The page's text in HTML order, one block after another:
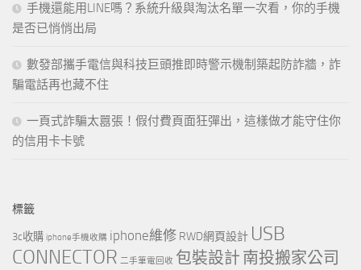
手機還能用LINE嗎？系統升級與淘汰名單一次看，你的手機
是否已悄悄出局
數發部攜手電信與科技巨頭推即時警示機制築起防詐牆，詐
騙電話再也藏不住
一頁式詐騙太囂張！假付費頁面狂彈出，這樣做才能守住你
的信用卡卡號
標籤
3c收購 iphone手機收購 iphone維修 RWD網頁設計 USB
CONNECTOR 二手筆電回收 包裝設計 南投搬家公司